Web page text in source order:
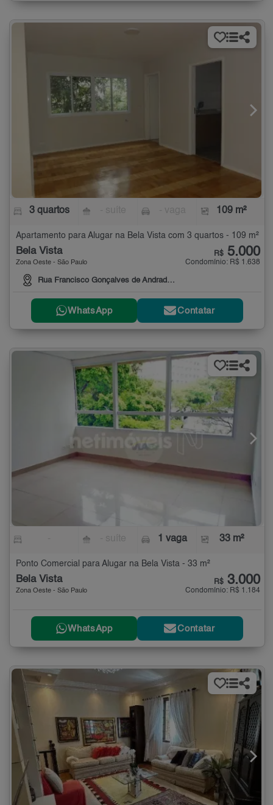
3 quartos 109 m²
Apartamento para Alugar na Bela Vista com 3 quartos - 109 m²
Bela Vista
Zona Oeste - São Paulo
Rua Francisco Gonçalves de Andrade Machado
R$ 5.000
Condomínio: R$ 1.638
WhatsApp Contatar
1 vaga 33 m²
Ponto Comercial para Alugar na Bela Vista - 33 m²
Bela Vista
Zona Oeste - São Paulo
R$ 3.000
Condomínio: R$ 1.184
WhatsApp Contatar